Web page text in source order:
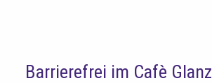
Barrierefrei im Cafè Glanz